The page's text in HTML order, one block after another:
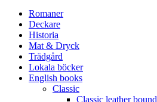
Romaner
Deckare
Historia
Mat & Dryck
Trädgård
Lokala böcker
English books
Classic
Classic leather bound